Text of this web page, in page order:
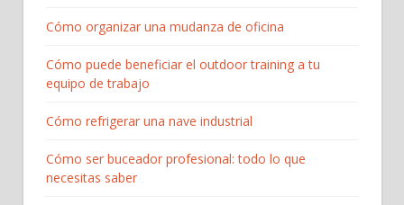
Cómo organizar una mudanza de oficina
Cómo puede beneficiar el outdoor training a tu
equipo de trabajo
Cómo refrigerar una nave industrial
Cómo ser buceador profesional: todo lo que
necesitas saber